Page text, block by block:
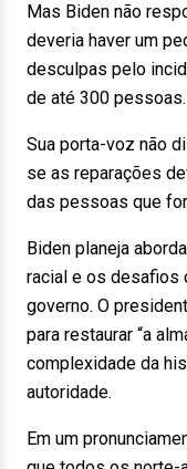
Mas Biden não
deveria haver um
desculpas pelo
de até 300 pessoas.
Sua porta-voz não
se as reparações
das pessoas que
Biden planeja
racial e os desafios
governo. O
para restaurar “a
complexidade da
autoridade.
Em um